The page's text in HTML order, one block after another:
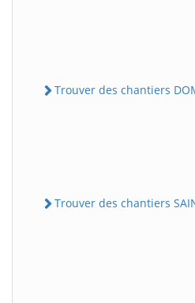
Trouver des chantiers
Trouver des chantiers